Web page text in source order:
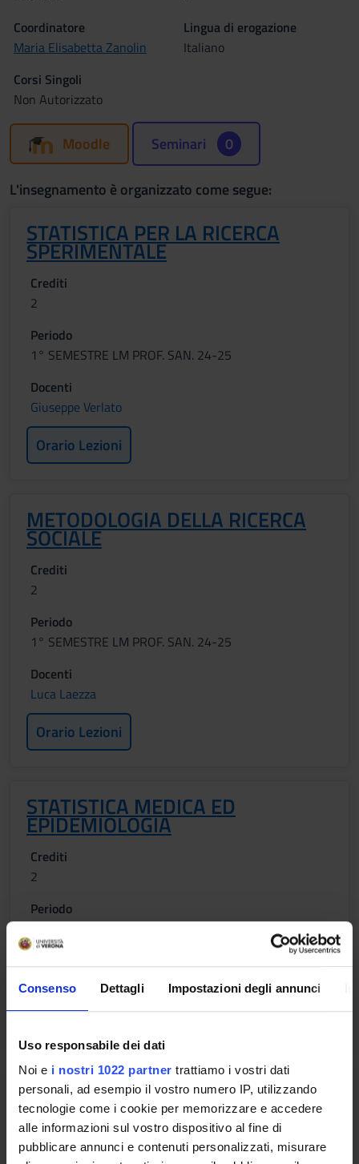
Consenso Dettagli Impostazioni degli annunci
Uso responsabile dei dati
Noi e i nostri 1022 partner trattiamo i vostri dati
personali, ad esempio il vostro numero IP, utilizzando
tecnologie come i cookie per memorizzare e accedere
alle informazioni sul vostro dispositivo al fine di
pubblicare annunci e contenuti personalizzati, misurare
Coordinatore
Maria Elisabetta Zanolin
Lingua di erogazione
Italiano
Corsi Singoli
Non Autorizzato
Moodle Seminari 0
L'insegnamento è organizzato come segue:
STATISTICA PER LA RICERCA
SPERIMENTALE
Crediti
2
Periodo
1° SEMESTRE LM PROF. SAN. 24-25
Docenti
Giuseppe Verlato
Orario Lezioni
METODOLOGIA DELLA RICERCA
SOCIALE
Crediti
2
Periodo
1° SEMESTRE LM PROF. SAN. 24-25
Docenti
Luca Laezza
Orario Lezioni
STATISTICA MEDICA ED
EPIDEMIOLOGIA
Crediti
2
Periodo
1° SEMESTRE LM PROF. SAN. 24-25
Maria Elisabetta Zanolin
Orario Lezioni
SISTEMI DI GESTIONE
INFORMATIZZATA DEI DATI NELLE
ORGANIZZAZIONI